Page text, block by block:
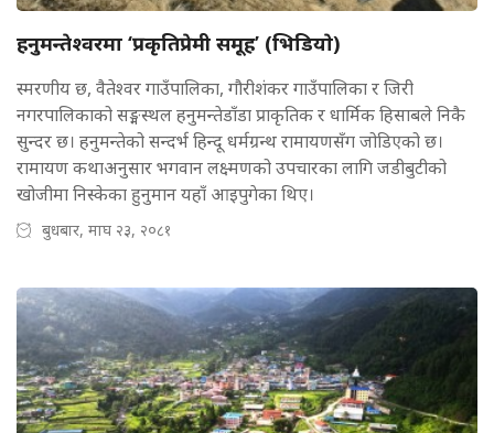
हनुमन्तेश्वरमा ‘प्रकृतिप्रेमी समूह’ (भिडियाे)
स्मरणीय छ, वैतेश्वर गाउँपालिका, गौरीशंकर गाउँपालिका र जिरी
नगरपालिकाको सङ्मस्थल हनुमन्तेडाँडा प्राकृतिक र धार्मिक हिसाबले निकै
सुन्दर छ। हनुमन्तेको सन्दर्भ हिन्दू धर्मग्रन्थ रामायणसँग जोडिएको छ।
रामायण कथाअनुसार भगवान लक्ष्मणको उपचारका लागि जडीबुटीको
खोजीमा निस्केका हुनुमान यहाँ आइपुगेका थिए।
बुधबार, माघ २३, २०८१